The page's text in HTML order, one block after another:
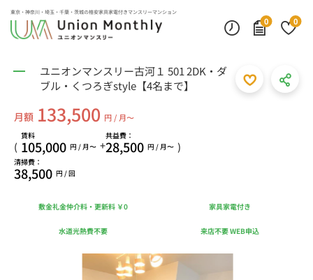
東京・神奈川・埼玉・千葉・茨城の格安家具家電付きマンスリーマンション
0
0
ユニオンマンスリー古河１ 501 2DK・ダ
ブル・くつろぎstyle【4名まで】
月額 133,500 円 / 月〜
(
賃料
105,000 円 / 月〜 +
共益費：
28,500 円 / 月〜 )
清掃費：
38,500 円 / 回
敷金礼金仲介料・更新料 ￥0 家具家電付き
水道光熱費不要 来店不要 WEB申込